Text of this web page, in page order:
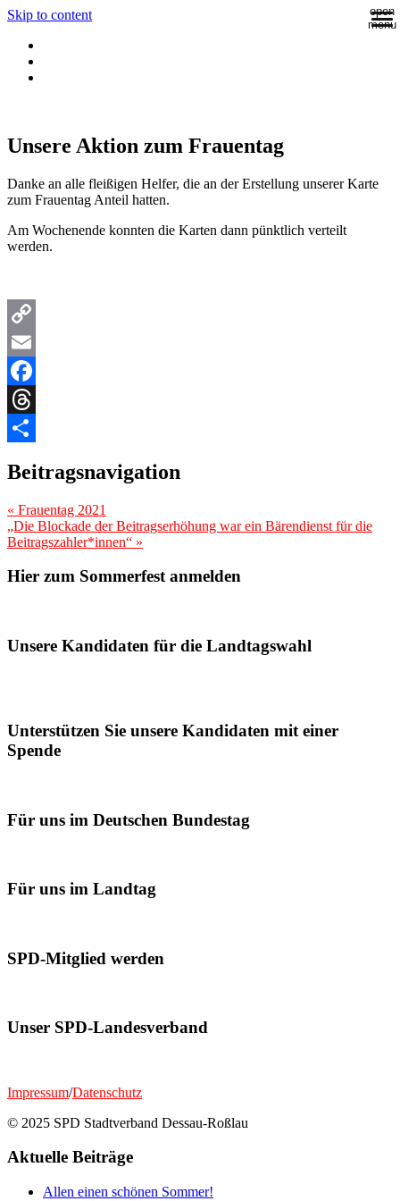
Skip to content
open
menu
Unsere Aktion zum Frauentag
Danke an alle fleißigen Helfer, die an der Erstellung unserer Karte
zum Frauentag Anteil hatten.
Am Wochenende konnten die Karten dann pünktlich verteilt
werden.
Copy
Link
Email
Facebook
Threads
Beitragsnavigation
« Frauentag 2021
„Die Blockade der Beitragserhöhung war ein Bärendienst für die
Beitragszahler*innen“ »
Hier zum Sommerfest anmelden
Unsere Kandidaten für die Landtagswahl
Unterstützen Sie unsere Kandidaten mit einer
Spende
Für uns im Deutschen Bundestag
Für uns im Landtag
SPD-Mitglied werden
Unser SPD-Landesverband
Impressum/Datenschutz
© 2025 SPD Stadtverband Dessau-Roßlau
Aktuelle Beiträge
Allen einen schönen Sommer!